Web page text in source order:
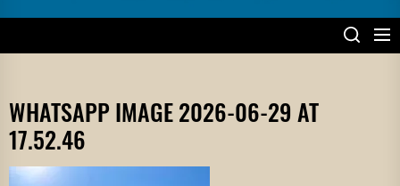
WHATSAPP IMAGE 2026-06-29 AT
17.52.46